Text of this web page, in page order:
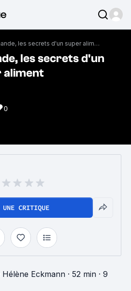
Amande, les secrets d'un super aliment
les secrets d'un
aliment
0
UNE CRITIQUE
Hélène Eckmann · 52 min · 9